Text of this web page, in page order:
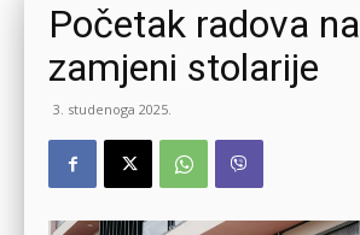
Početak radova na
zamjeni stolarije
3. studenoga 2025.